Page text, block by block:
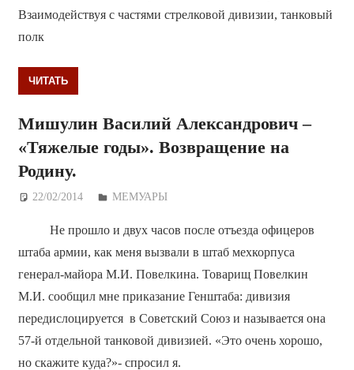
Взаимодействуя с частями стрелковой дивизии, танковый
полк
ЧИТАТЬ
Мишулин Василий Александрович –
«Тяжелые годы». Возвращение на
Родину.
22/02/2014 Дежурный по Редакции
МЕМУАРЫ
Не прошло и двух часов после отъезда офицеров
штаба армии, как меня вызвали в штаб мехкорпуса
генерал-майора М.И. Повелкина. Товарищ Повелкин
М.И. сообщил мне приказание Генштаба: дивизия
передислоцируется в Советский Союз и называется она
57-й отдельной танковой дивизией. «Это очень хорошо,
но скажите куда?»- спросил я.